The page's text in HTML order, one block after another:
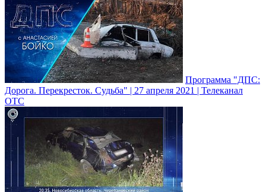
Программа "ДПС:
Дорога. Перекресток. Судьба" | 27 апреля 2021 | Телеканал
ОТС